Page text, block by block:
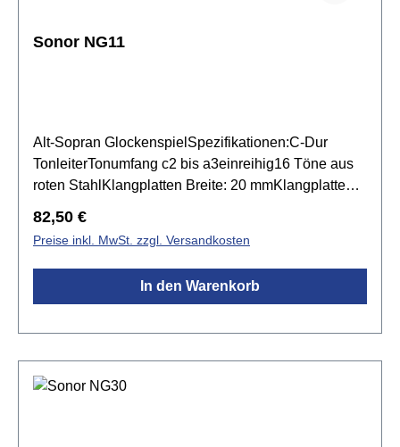
Sonor NG11
Alt-Sopran GlockenspielSpezifikationen:C-Dur
TonleiterTonumfang c2 bis a3einreihig16 Töne aus
roten StahlKlangplatten Breite: 20 mmKlangplatten
Buchenmassivholz & Buchensperrholzinkl. 1 Paar
SCH 40 Schlägel
Regulärer Preis:
82,50 €
Preise inkl. MwSt. zzgl. Versandkosten
In den Warenkorb